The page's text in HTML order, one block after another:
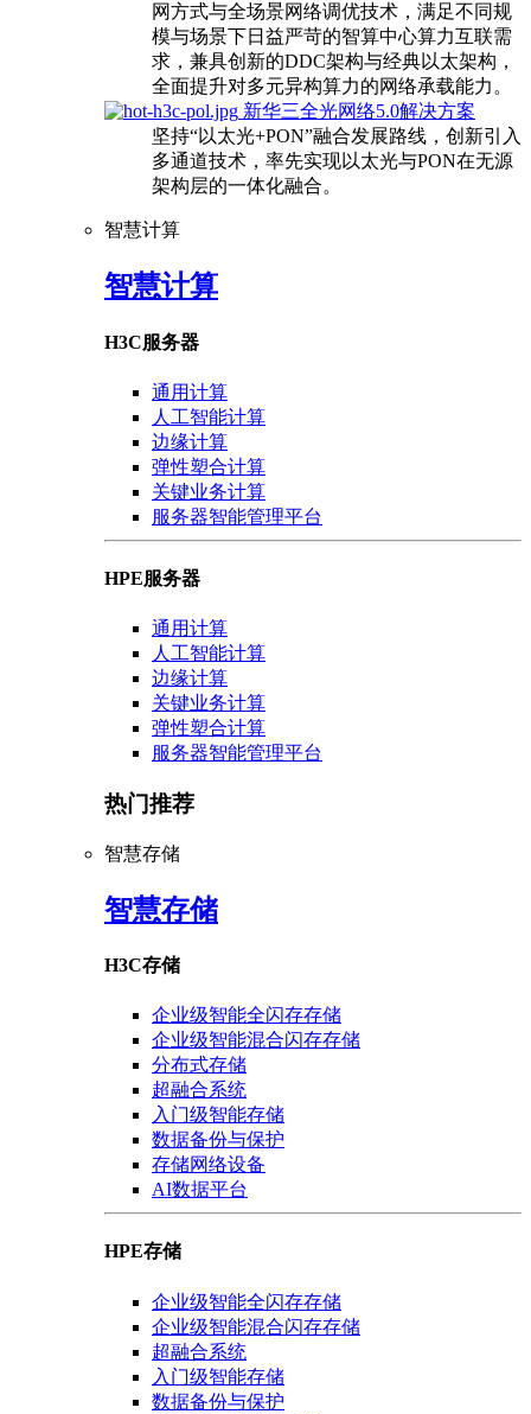
网方式与全场景网络调优技术，满足不同规
模与场景下日益严苛的智算中心算力互联需
求，兼具创新的DDC架构与经典以太架构，
全面提升对多元异构算力的网络承载能力。
新华三全光网络5.0解决方案
坚持“以太光+PON”融合发展路线，创新引入
多通道技术，率先实现以太光与PON在无源
架构层的一体化融合。
智慧计算
智慧计算
H3C服务器
通用计算
人工智能计算
边缘计算
弹性塑合计算
关键业务计算
服务器智能管理平台
HPE服务器
通用计算
人工智能计算
边缘计算
关键业务计算
弹性塑合计算
服务器智能管理平台
热门推荐
智慧存储
智慧存储
H3C存储
企业级智能全闪存存储
企业级智能混合闪存存储
分布式存储
超融合系统
入门级智能存储
数据备份与保护
存储网络设备
AI数据平台
HPE存储
企业级智能全闪存存储
企业级智能混合闪存存储
超融合系统
入门级智能存储
数据备份与保护